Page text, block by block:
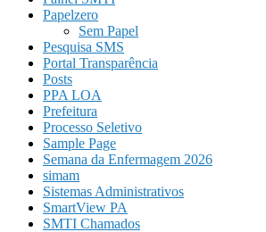
Papelzero
Sem Papel
Pesquisa SMS
Portal Transparência
Posts
PPA LOA
Prefeitura
Processo Seletivo
Sample Page
Semana da Enfermagem 2026
simam
Sistemas Administrativos
SmartView PA
SMTI Chamados